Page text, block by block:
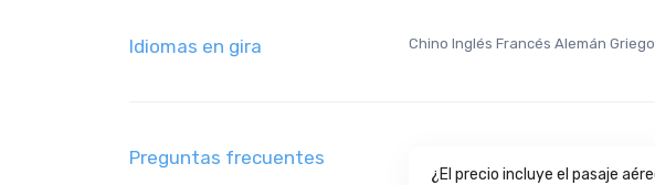
Idiomas en gira Chino Inglés Francés Alemán
Preguntas frecuentes
¿El precio incluye el pasaje